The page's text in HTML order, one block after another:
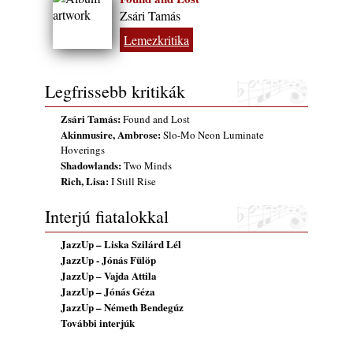
(Sátoraljaújhely – 2026. augusztus 13-23.)
2026. augusztus 01.
Jazz-rock albumok 1986-ból - John Scofield
2026. augusztus 01.
Ma 40 éves Gyarmati Gábor és 54 éves
Florian Ross
2026. augusztus 01.
Vér, tornádó és jazz – megjelent a Daveform
Quintet és Kurt Rosenwinkel közös
2026. július 31.
A Grencsoport Lewis Jordan-nel a
Meseházban
2026. július 31.
A JÜ a Meseházban
2026. július 30.
Zsári Tamás
Lemezkritika
Legfrissebb kritikák
Zsári Tamás:Found and Lost
Akinmusire, Ambrose:Slo-Mo Neon Luminate
Hoverings
Shadowlands:Two Minds
Rich, Lisa:I Still Rise
Interjú fiatalokkal
JazzUp – Liska Szilárd Lél
JazzUp - Jónás Fülöp
JazzUp – Vajda Attila
JazzUp – Jónás Géza
JazzUp – Németh Bendegúz
További interjúk